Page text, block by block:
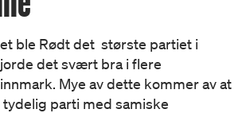
ble Rødt det største partiet i
det svært bra i flere
Mye av dette kommer av at
parti med samiske